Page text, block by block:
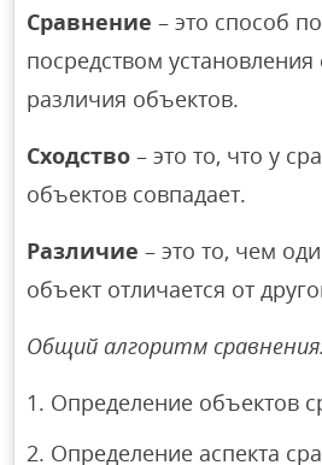
Сравнение – это способ
посредством установления
различия объектов.
Сходство – это то, что у
объектов совпадает.
Различие – это то, чем
объект отличается от
Общий алгоритм
Определение объектов
Определение аспекта